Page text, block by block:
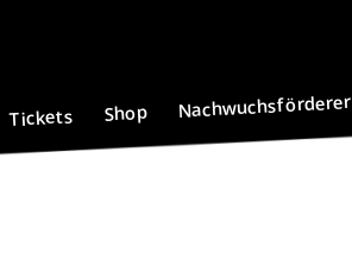
Tickets Shop Nachwuchsförderer